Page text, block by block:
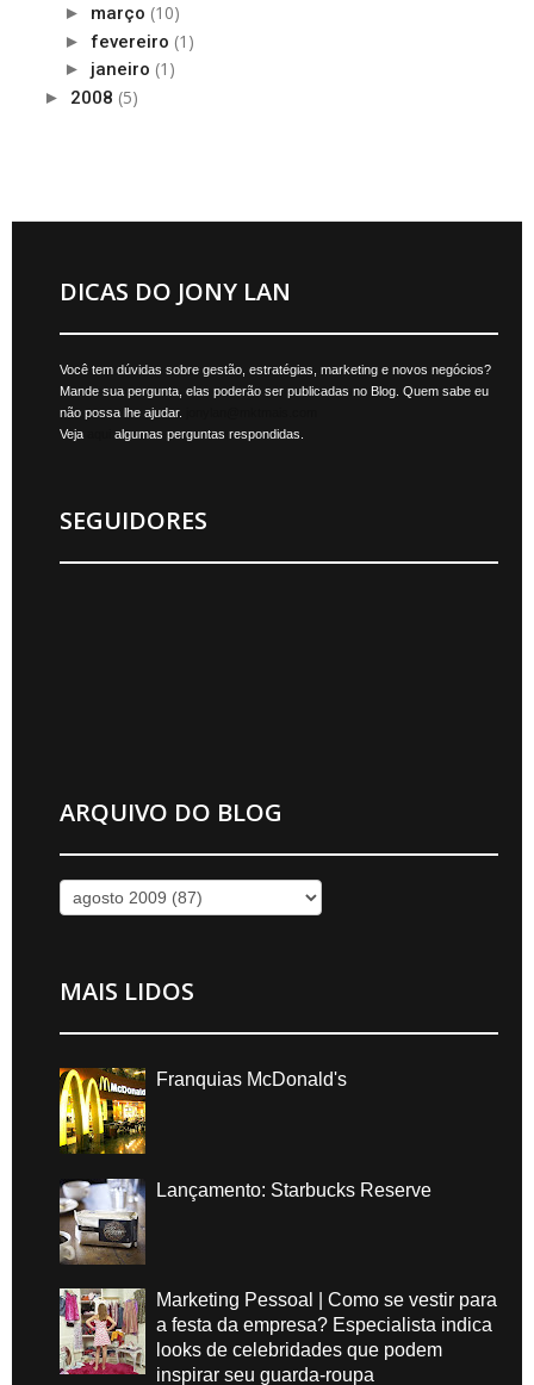
► março (10)
► fevereiro (1)
► janeiro (1)
► 2008 (5)
DICAS DO JONY LAN
Você tem dúvidas sobre gestão, estratégias, marketing e novos negócios?
Mande sua pergunta, elas poderão ser publicadas no Blog. Quem sabe eu
não possa lhe ajudar.
Veja
algumas perguntas respondidas.
SEGUIDORES
ARQUIVO DO BLOG
MAIS LIDOS
Franquias McDonald's
Lançamento: Starbucks Reserve
Marketing Pessoal | Como se vestir para
a festa da empresa? Especialista indica
looks de celebridades que podem
inspirar seu guarda-roupa